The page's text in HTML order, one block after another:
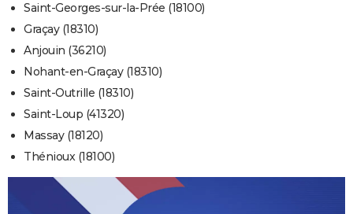
Saint-Georges-sur-la-Prée (18100)
Graçay (18310)
Anjouin (36210)
Nohant-en-Graçay (18310)
Saint-Outrille (18310)
Saint-Loup (41320)
Massay (18120)
Thénioux (18100)